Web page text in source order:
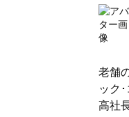
老舗
ック
高社